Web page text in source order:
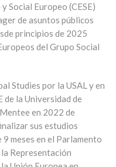
Social Europeo (CESE)
de asuntos públicos
principios de 2025
del Grupo Social
Studies por la USAL y en
de la Universidad de
en 2022 de
sus estudios
meses en el Parlamento
Representación